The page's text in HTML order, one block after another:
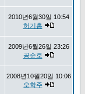
2010년6월30일 10:54
허기홍
2009년6월26일 23:26
공순호
2008년10월20일 10:06
오학주